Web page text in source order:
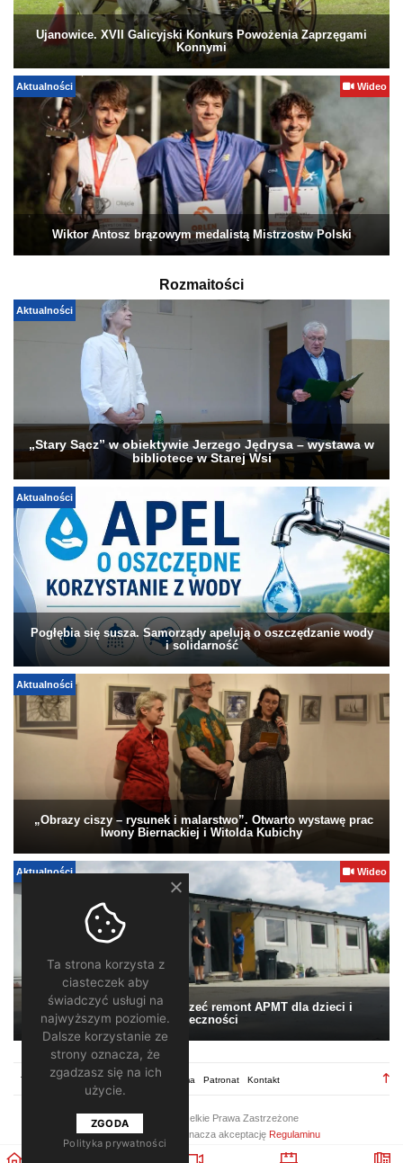
Ujanowice. XVII Galicyjski Konkurs Powożenia Zaprzęgami
Konnymi
Aktualności Wideo
Wiktor Antosz brązowym medalistą Mistrzostw Polski
Rozmaitości
Aktualności
„Stary Sącz” w obiektywie Jerzego Jędrysa – wystawa w
bibliotece w Starej Wsi
Aktualności
Pogłębia się susza. Samorządy apelują o oszczędzanie wody
i solidarność
Aktualności
„Obrazy ciszy – rysunek i malarstwo”. Otwarto wystawę prac
Iwony Biernackiej i Witolda Kubichy
Aktualności Wideo
Pomagamy. Warto wesprzeć remont APMT dla dzieci i
społeczności
Regulamin Redakcja Reklama Patronat Kontakt
2026 ©
/ Wszelkie Prawa Zastrzeżone
Korzystanie z portalu oznacza akceptację Regulaminu
Ta strona korzysta z
ciasteczek aby
świadczyć usługi na
najwyższym poziomie.
Dalsze korzystanie ze
strony oznacza, że
zgadzasz się na ich
użycie.
ZGODA
Polityka prywatności